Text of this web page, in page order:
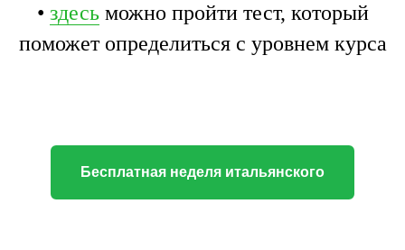
• здесьможно пройти тест, который
поможет определиться с уровнем курса
Бесплатная неделя итальянского